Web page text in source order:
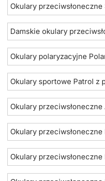
Okulary przeciwsłoneczne
Damskie okulary
Okulary polaryzacyjne
Okulary sportowe Patrol z
Okulary
Okulary
Okulary